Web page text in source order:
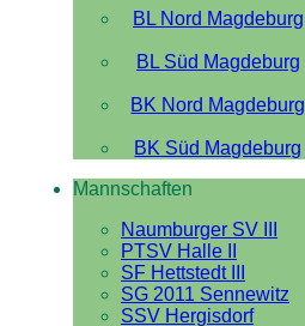
BL Nord Magdeburg
BL Süd Magdeburg
BK Nord Magdeburg
BK Süd Magdeburg
Mannschaften
Naumburger SV III
PTSV Halle II
SF Hettstedt III
SG 2011 Sennewitz
SSV Hergisdorf